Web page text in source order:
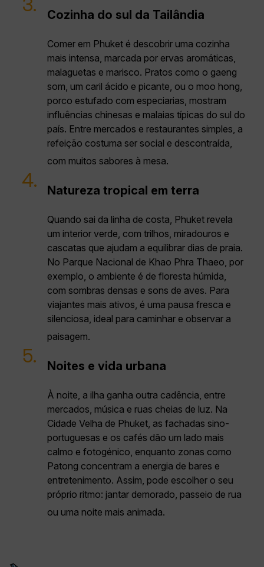
3. Cozinha do sul da Tailândia
Comer em Phuket é descobrir uma cozinha
mais intensa, marcada por ervas aromáticas,
malaguetas e marisco. Pratos como o gaeng
som, um caril ácido e picante, ou o moo hong,
porco estufado com especiarias, mostram
influências chinesas e malaias típicas do sul do
país. Entre mercados e restaurantes simples, a
refeição costuma ser social e descontraída,
com muitos sabores à mesa.
4. Natureza tropical em terra
Quando sai da linha de costa, Phuket revela
um interior verde, com trilhos, miradouros e
cascatas que ajudam a equilibrar dias de praia.
No Parque Nacional de Khao Phra Thaeo, por
exemplo, o ambiente é de floresta húmida,
com sombras densas e sons de aves. Para
viajantes mais ativos, é uma pausa fresca e
silenciosa, ideal para caminhar e observar a
paisagem.
5. Noites e vida urbana
À noite, a ilha ganha outra cadência, entre
mercados, música e ruas cheias de luz. Na
Cidade Velha de Phuket, as fachadas sino-
portuguesas e os cafés dão um lado mais
calmo e fotogénico, enquanto zonas como
Patong concentram a energia de bares e
entretenimento. Assim, pode escolher o seu
próprio ritmo: jantar demorado, passeio de rua
ou uma noite mais animada.